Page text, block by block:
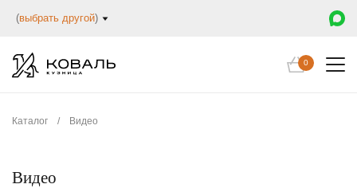
(выбрать другой)
0
Каталог / Видео
Видео